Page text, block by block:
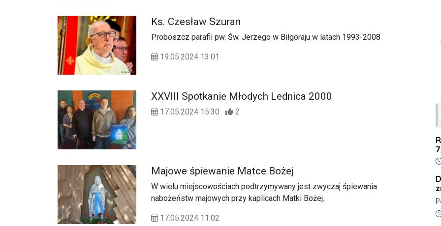
Ks. Czesław Szuran
Proboszcz parafii pw. Św. Jerzego w Biłgoraju w latach 1993-2008
19.05.2024 13:01
XXVIII Spotkanie Młodych Lednica 2000
17.05.2024 15:30 2
Majowe śpiewanie Matce Bożej
W wielu miejscowościach podtrzymywany jest zwyczaj śpiewania
nabożeństw majowych przy kaplicach Matki Bożej.
17.05.2024 11:02